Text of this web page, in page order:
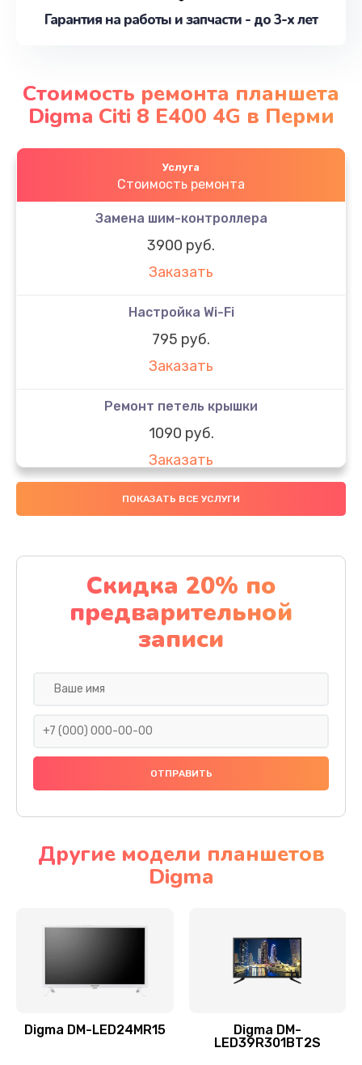
Гарантия на работы и запчасти - до 3-х лет
Стоимость ремонта планшета
Digma Citi 8 E400 4G в Перми
Услуга
Стоимость ремонта
Замена шим-контроллера
3900 руб.
Заказать
Настройка Wi-Fi
795 руб.
Заказать
Ремонт петель крышки
1090 руб.
Заказать
Замена вебкамеры
Заказать
Замена SSD
890 руб.
Заказать
Восстановление данных
Замена северного моста
Замена экрана
Замена шлейфа матрицы
Заказать
ПОКАЗАТЬ ВСЕ УСЛУГИ
Скидка 20% по
предварительной
записи
Другие модели планшетов
Digma
Digma DM-LED24MR15
Digma DM-
LED39R301BT2S